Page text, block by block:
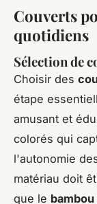
Couverts
quotidiens
Sélection de
Choisir des
étape
amusant et
colorés qui
l'autonomie
matériau doit
que le